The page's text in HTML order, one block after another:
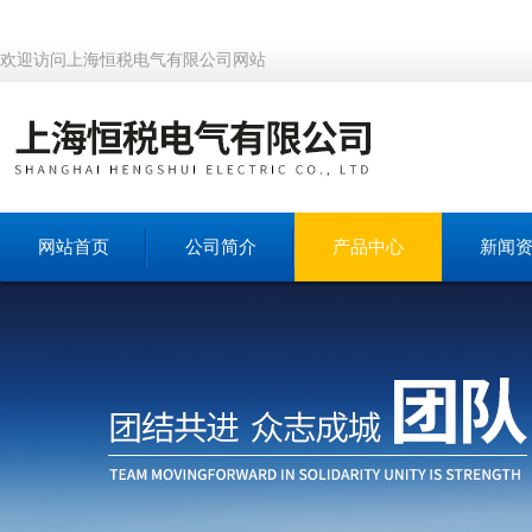
欢迎访问上海恒税电气有限公司网站
网站首页 公司简介 产品中心 新闻